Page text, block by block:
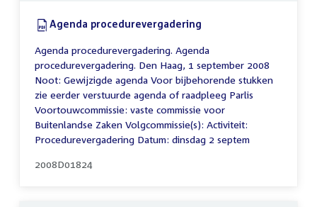
Download:
Agenda procedurevergadering
Agenda procedurevergadering. Agenda
procedurevergadering. Den Haag, 1 september 2008
Noot: Gewijzigde agenda Voor bijbehorende stukken
zie eerder verstuurde agenda of raadpleeg Parlis
Voortouwcommissie: vaste commissie voor
Buitenlandse Zaken Volgcommissie(s): Activiteit:
Procedurevergadering Datum: dinsdag 2 septem
2008D01824